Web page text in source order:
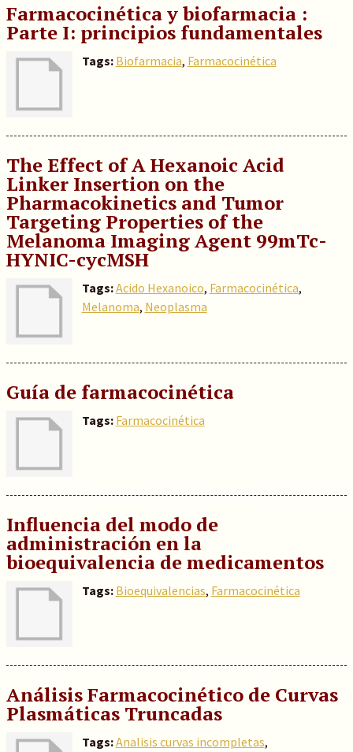
Farmacocinética y biofarmacia :
Parte I: principios fundamentales
Tags: Biofarmacia, Farmacocinética
The Effect of A Hexanoic Acid
Linker Insertion on the
Pharmacokinetics and Tumor
Targeting Properties of the
Melanoma Imaging Agent 99mTc-
HYNIC-cycMSH
Tags:Acido Hexanoico, Farmacocinética,
Melanoma, Neoplasma
Guía de farmacocinética
Tags: Farmacocinética
Influencia del modo de
administración en la
bioequivalencia de medicamentos
Tags: Bioequivalencias, Farmacocinética
Análisis Farmacocinético de Curvas
Plasmáticas Truncadas
Tags:Analisis curvas incompletas,